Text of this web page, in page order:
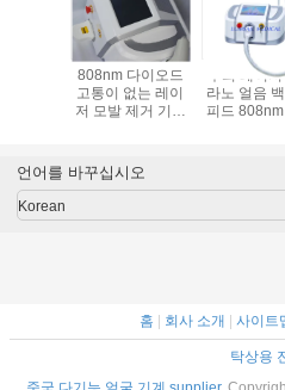
808nm 다이오드
고통이 없는 레이
저 모발 제거 기계
무희 레이
라노 얼음
피드
언어를 바꾸십시오
Korean
홈 | 회사 소개 | 사이트
탁상용